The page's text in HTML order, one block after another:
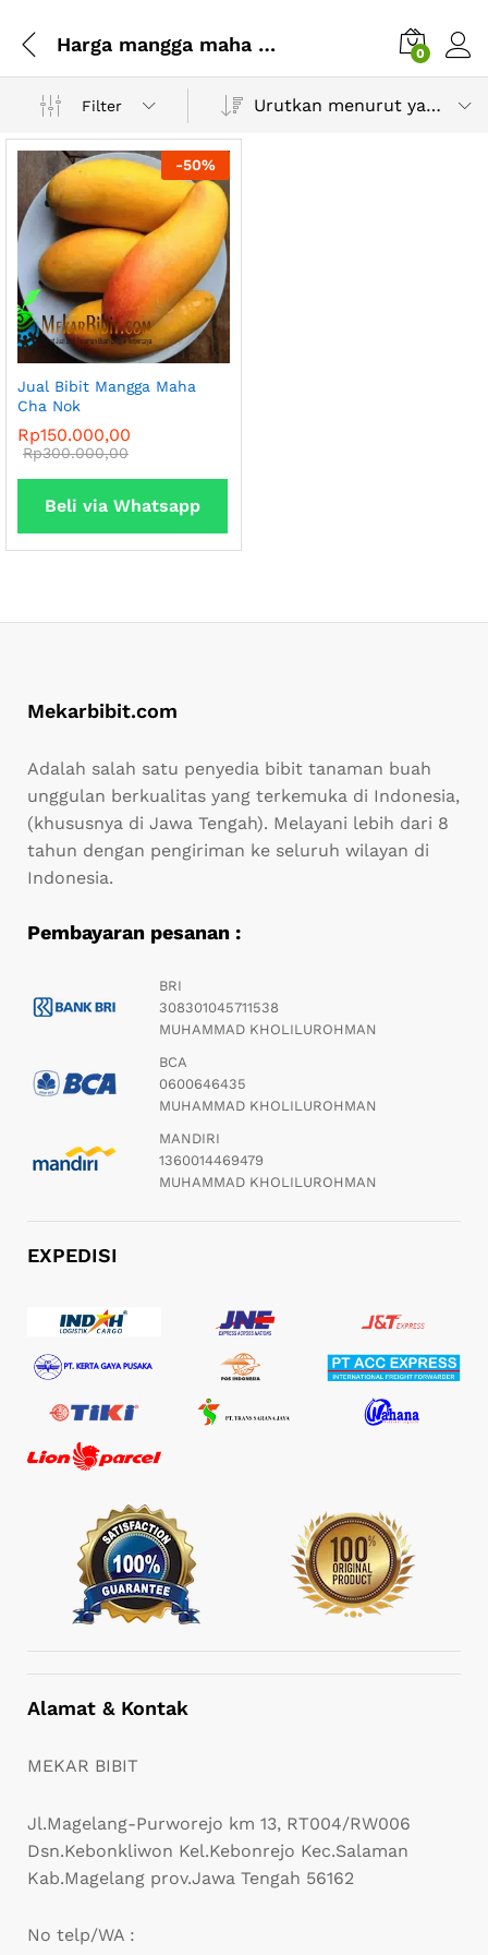
Harga mangga maha cha nok 0
Filter Urutkan menurut yang terbaru
-50%
Jual Bibit Mangga Maha
Cha Nok
Rp150.000,00
Rp300.000,00
Beli via Whatsapp
Mekarbibit.com
Adalah salah satu penyedia bibit tanaman buah
unggulan berkualitas yang terkemuka di Indonesia,
(khususnya di Jawa Tengah). Melayani lebih dari 8
tahun dengan pengiriman ke seluruh wilayan di
Indonesia.
Pembayaran pesanan :
BRI
308301045711538
MUHAMMAD KHOLILUROHMAN
BCA
0600646435
MUHAMMAD KHOLILUROHMAN
MANDIRI
1360014469479
MUHAMMAD KHOLILUROHMAN
EXPEDISI
Alamat & Kontak
MEKAR BIBIT
Jl.Magelang-Purworejo km 13, RT004/RW006
Dsn.Kebonkliwon Kel.Kebonrejo Kec.Salaman
Kab.Magelang prov.Jawa Tengah 56162
No telp/WA :